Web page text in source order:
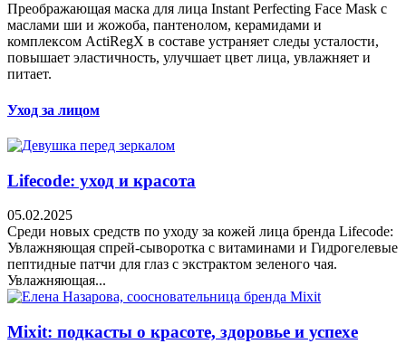
Преображающая маска для лица Instant Perfecting Face Mask с
маслами ши и жожоба, пантенолом, керамидами и
комплексом ActiRegX в составе устраняет следы усталости,
повышает эластичность, улучшает цвет лица, увлажняет и
питает.
Уход за лицом
Lifecode: уход и красота
05.02.2025
Среди новых средств по уходу за кожей лица бренда Lifecode:
Увлажняющая спрей-сыворотка с витаминами и Гидрогелевые
пептидные патчи для глаз с экстрактом зеленого чая.
Увлажняющая...
Mixit: подкасты о красоте, здоровье и успехе